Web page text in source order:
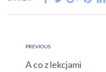
PREVIOUS
A co z lekcjami